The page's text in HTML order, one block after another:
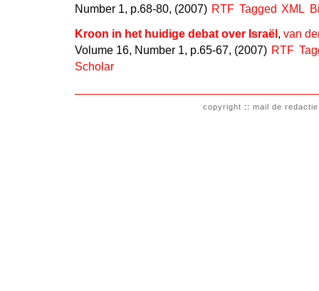
Number 1, p.68-80, (2007) RTF Tagged XML
Kroon in het huidige debat over Israël, van
Volume 16, Number 1, p.65-67, (2007) RTF
Scholar
copyright :: mail de redactie